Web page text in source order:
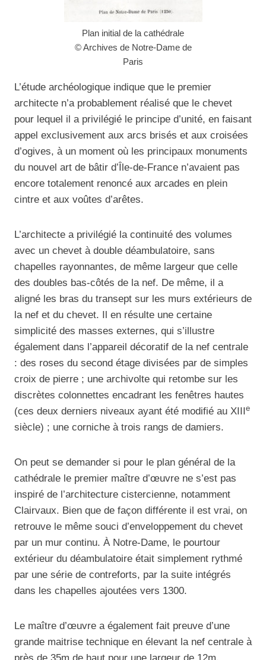
Plan initial de la cathédrale
© Archives de Notre-Dame de
Paris
L’étude archéologique indique que le premier
architecte n’a probablement réalisé que le chevet
pour lequel il a privilégié le principe d’unité, en faisant
appel exclusivement aux arcs brisés et aux croisées
d’ogives, à un moment où les principaux monuments
du nouvel art de bâtir d’Île-de-France n’avaient pas
encore totalement renoncé aux arcades en plein
cintre et aux voûtes d’arêtes.
L’architecte a privilégié la continuité des volumes
avec un chevet à double déambulatoire, sans
chapelles rayonnantes, de même largeur que celle
des doubles bas-côtés de la nef. De même, il a
aligné les bras du transept sur les murs extérieurs de
la nef et du chevet. Il en résulte une certaine
simplicité des masses externes, qui s’illustre
également dans l’appareil décoratif de la nef centrale
: des roses du second étage divisées par de simples
croix de pierre ; une archivolte qui retombe sur les
discrètes colonnettes encadrant les fenêtres hautes
(ces deux derniers niveaux ayant été modifié au XIIIe
siècle) ; une corniche à trois rangs de damiers.
On peut se demander si pour le plan général de la
cathédrale le premier maître d’œuvre ne s’est pas
inspiré de l’architecture cistercienne, notamment
Clairvaux. Bien que de façon différente il est vrai, on
retrouve le même souci d’enveloppement du chevet
par un mur continu. À Notre-Dame, le pourtour
extérieur du déambulatoire était simplement rythmé
par une série de contreforts, par la suite intégrés
dans les chapelles ajoutées vers 1300.
Le maître d’œuvre a également fait preuve d’une
grande maitrise technique en élevant la nef centrale à